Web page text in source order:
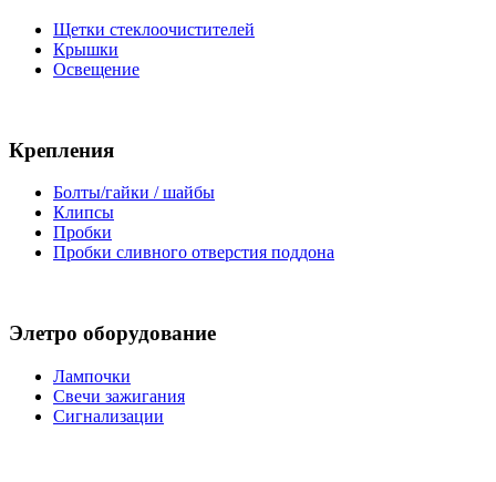
Щетки стеклоочистителей
Крышки
Освещение
Крепления
Болты/гайки / шайбы
Клипсы
Пробки
Пробки сливного отверстия поддона
Элетро оборудование
Лампочки
Свечи зажигания
Сигнализации